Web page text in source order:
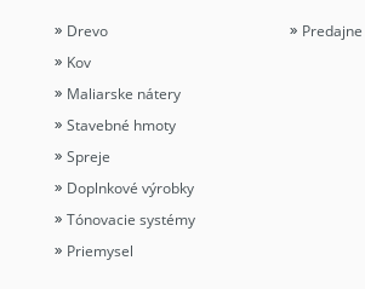
Drevo
Kov
Maliarske nátery
Stavebné hmoty
Spreje
Doplnkové výrobky
Tónovacie systémy
Priemysel
Predajne